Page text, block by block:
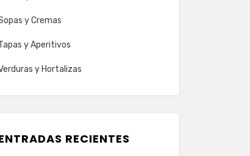
y Cremas
y Aperitivos
y Hortalizas
RECIENTES